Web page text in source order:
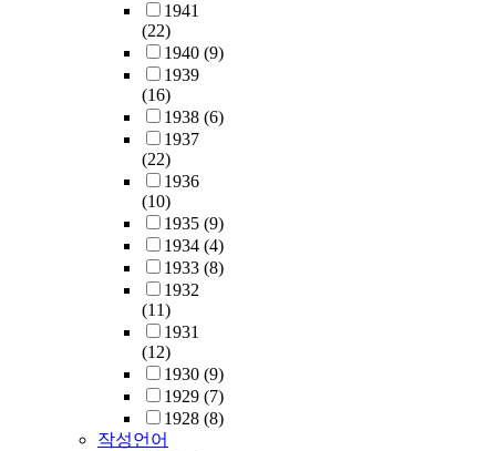
1941
(22)
1940 (9)
1939
(16)
1938 (6)
1937
(22)
1936
(10)
1935 (9)
1934 (4)
1933 (8)
1932
(11)
1931
(12)
1930 (9)
1929 (7)
1928 (8)
작성언어